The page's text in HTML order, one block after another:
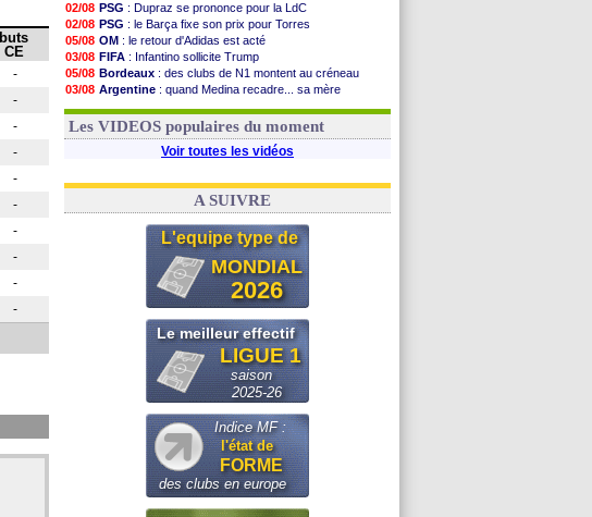
buts
CE
-
-
-
-
-
-
-
-
-
-
02/08 PSG : Dupraz se prononce pour la LdC
02/08 PSG : le Barça fixe son prix pour Torres
05/08 OM : le retour d'Adidas est acté
03/08 FIFA : Infantino sollicite Trump
05/08 Bordeaux : des clubs de N1 montent au créneau
03/08 Argentine : quand Medina recadre... sa mère
03/08 OM: Paixão attire un 2e club anglais
Les VIDEOS populaires du moment
Voir toutes les vidéos
A SUIVRE
L'equipe type de
MONDIAL
2026
Le meilleur effectif
LIGUE 1
saison
2025-26
Indice MF :
l'état de
FORME
des clubs en europe